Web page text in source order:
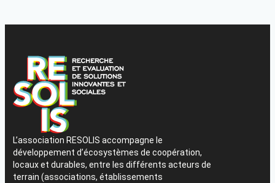
L’association RESOLIS accompagne le
développement d’écosystèmes de coopération,
locaux et durables, entre les différents acteurs de
terrain (associations, établissements